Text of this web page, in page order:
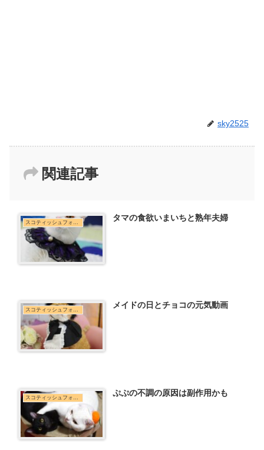
sky2525
関連記事
タマの食欲いまいちと熟年夫婦
スコティッシュフォールド メイドの日とチョコの元気動画
ぷぷの不調の原因は副作用かも